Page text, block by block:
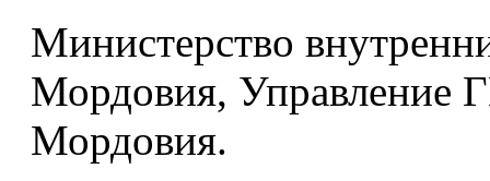
Министерство
Мордовия,
Мордовия.